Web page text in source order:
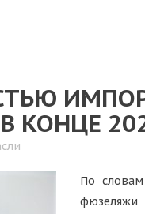
КОНЦЕ
По
фюзеляжи